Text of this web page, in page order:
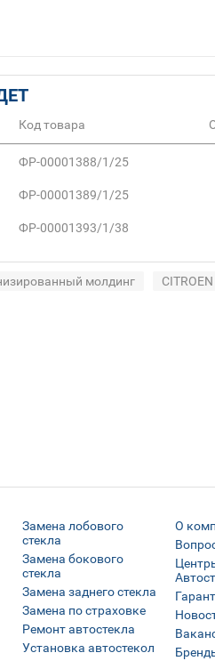
Код товара
ФР-00001388/1/25
ФР-00001389/1/25
ФР-00001393/1/38
молдинг
Замена лобового
стекла
Замена бокового
стекла
Замена заднего стекла
Замена по страховке
Ремонт автостекла
Установка автостекол
О